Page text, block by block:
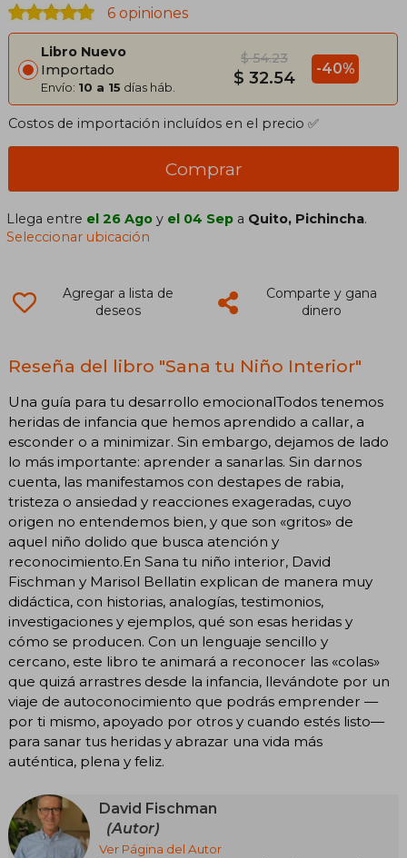
6 opiniones
Libro Nuevo
Importado
Envío: 10 a 15 días háb.
$ 54.23
$ 32.54 -40%
Costos de importación incluídos en el precio ✅
Comprar
Llega entre el 26 Ago y el 04 Sep a Quito, Pichincha.
Seleccionar ubicación
Agregar a lista de
deseos
Comparte y gana
dinero
Reseña del libro "Sana tu Niño Interior"
Una guía para tu desarrollo emocionalTodos tenemos
heridas de infancia que hemos aprendido a callar, a
esconder o a minimizar. Sin embargo, dejamos de lado
lo más importante: aprender a sanarlas. Sin darnos
cuenta, las manifestamos con destapes de rabia,
tristeza o ansiedad y reacciones exageradas, cuyo
origen no entendemos bien, y que son «gritos» de
aquel niño dolido que busca atención y
reconocimiento.En Sana tu niño interior, David
Fischman y Marisol Bellatin explican de manera muy
didáctica, con historias, analogías, testimonios,
investigaciones y ejemplos, qué son esas heridas y
cómo se producen. Con un lenguaje sencillo y
cercano, este libro te animará a reconocer las «colas»
que quizá arrastres desde la infancia, llevándote por un
viaje de autoconocimiento que podrás emprender —
por ti mismo, apoyado por otros y cuando estés listo—
para sanar tus heridas y abrazar una vida más
auténtica, plena y feliz.
David Fischman
(Autor)
Ver Página del Autor